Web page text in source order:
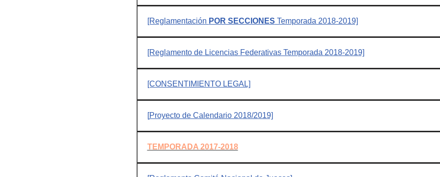
[Reglamentación POR SECCIONES Temporada 2018-2019]
[Reglamento de Licencias Federativas Temporada 2018-2019]
[CONSENTIMIENTO LEGAL]
[Proyecto de Calendario 2018/2019]
TEMPORADA 2017-2018